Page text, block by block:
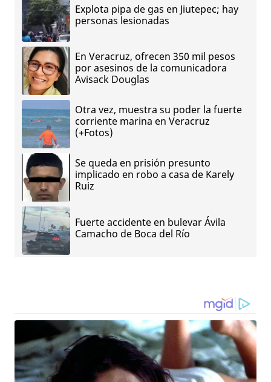
Explota pipa de gas en Jiutepec; hay
personas lesionadas
En Veracruz, ofrecen 350 mil pesos
por asesinos de la comunicadora
Avisack Douglas
Otra vez, muestra su poder la fuerte
corriente marina en Veracruz
(+Fotos)
Se queda en prisión presunto
implicado en robo a casa de Karely
Ruiz
Fuerte accidente en bulevar Ávila
Camacho de Boca del Río